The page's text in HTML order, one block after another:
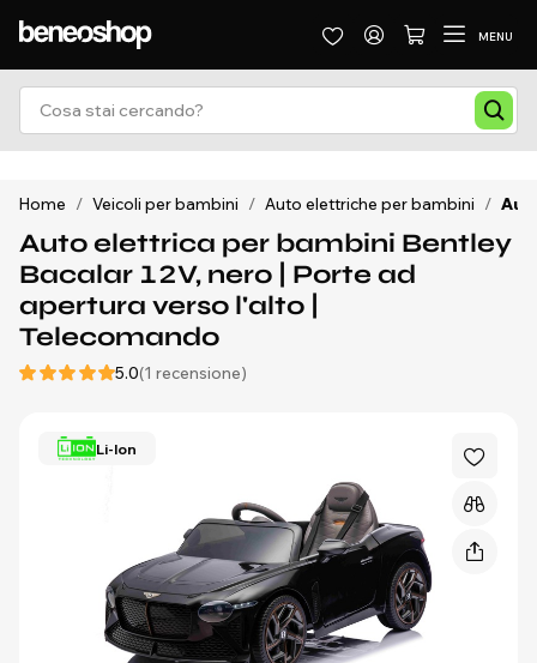
MENU
Home / Veicoli per bambini / Auto elettriche per bambini /
Auto elettrica per bambini Bentley
Bacalar 12V, nero | Porte ad
apertura verso l'alto |
Telecomando
5.0(1 recensione)
Li-Ion